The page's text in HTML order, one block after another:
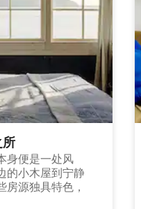
身便是一处风
的小木屋到宁静
房源独具特色，